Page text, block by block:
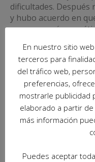
dificultades.
y hubo acuerdo en
personas más
situación de
En nuestro sitio
terceros para
del tráfico web,
preferencias,
mostrarle publicidad
elaborado a partir
más información
Puedes aceptar